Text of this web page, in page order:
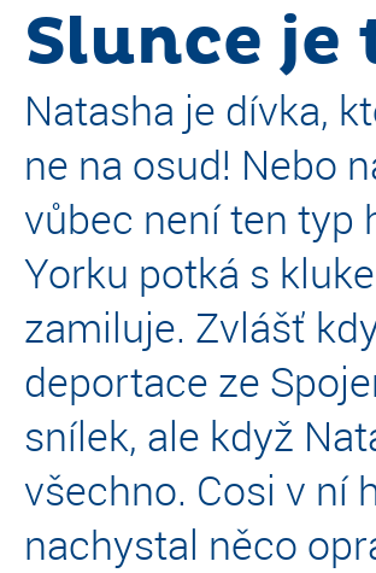
Slunce
Natasha je dívka,
ne na osud! Nebo
vůbec není ten typ
Yorku potká s
zamiluje. Zvlášť
deportace ze
snílek, ale když
všechno. Cosi v ní
nachystal něco